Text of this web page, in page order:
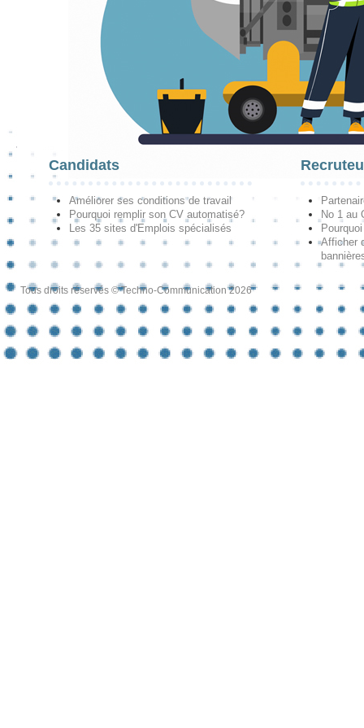
Candidats
Améliorer ses conditions de travail
Pourquoi remplir son CV automatisé?
Les 35 sites d'Emplois spécialisés
No 1 au
Afficher
Tous droits réservés © Techno-Communication 2026